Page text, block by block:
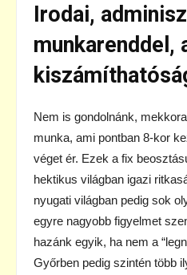
Irodai,
munkarenddel,
Nem is gondolnánk,
munka, ami pontban 8-kor
véget ér. Ezek a fix
hektikus világban igazi
nyugati világban pedig sok
egyre nagyobb figyelmet
hazánk egyik, ha nem a
Győrben pedig szintén több